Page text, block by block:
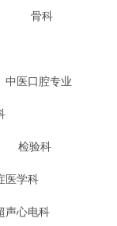
骨科
中医口腔专业
检验科
医学科
声心电科